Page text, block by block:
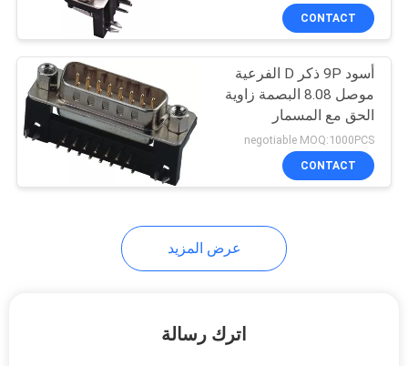
موصل SCSI
المستديرة
35
CONTACT
أسود 9P ذكر D الفرعية
موصل 8.08 البصمة زاوية
الحق مع المسمار
negotiable MOQ:1000PCS
CONTACT
عرض المزيد
اترك رسالة